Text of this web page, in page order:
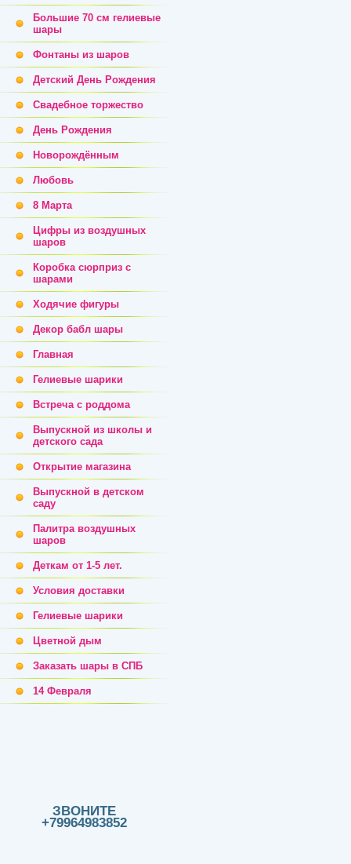
Большие 70 см гелиевые
шары
Фонтаны из шаров
Детский День Рождения
Свадебное торжество
День Рождения
Новорождённым
Любовь
8 Марта
Цифры из воздушных
шаров
Коробка сюрприз с
шарами
Ходячие фигуры
Декор бабл шары
Главная
Гелиевые шарики
Встреча с роддома
Выпускной из школы и
детского сада
Открытие магазина
Выпускной в детском
саду
Палитра воздушных
шаров
Деткам от 1-5 лет.
Условия доставки
Гелиевые шарики
Цветной дым
Заказать шары в СПБ
14 Февраля
ЗВОНИТЕ
+79964983852